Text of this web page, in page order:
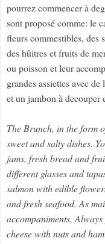
pourrez commencer à
sont proposé comme: le
fleurs commestibles, des
des hûitres et fruits de
ou poisson et leur
grandes assiettes avec
et un jambon à decouper
The Brunch, in the form
sweet and salty dishes.
jams, fresh bread and
different glasses and
salmon with edible
and fresh seafood. As
accompaniments.
cheese with nuts and